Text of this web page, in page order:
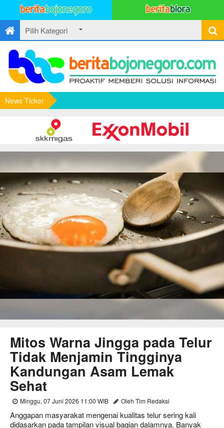
News Ticker
Mitos Warna Jingga pada Telur
Tidak Menjamin Tingginya
Kandungan Asam Lemak
Sehat
Minggu, 07 Juni 2026 11:00 WIB Oleh Tim Redaksi
Anggapan masyarakat mengenai kualitas telur sering kali
didasarkan pada tampilan visual bagian dalamnya. Banyak